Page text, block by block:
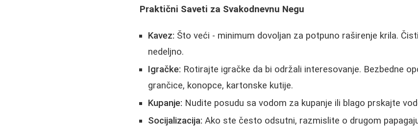
Praktični Saveti za Svakodnevnu Negu
Kavez: Što veći - minimum dovoljan za potpuno raširenje krila.
nedeljno.
Igračke: Rotirajte igračke da bi održali interesovanje. Bezbedne
grančice, konopce, kartonske kutije.
Kupanje: Nudite posudu sa vodom za kupanje ili blago prskajte
Socijalizacija: Ako ste često odsutni, razmislite o drugom